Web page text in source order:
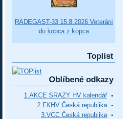
RADEGAST-33 15.8.2026 Veteráni
do kopca z kopca
Toplist
Oblíbené odkazy
1.AKCE SRAZY HV kalendář
2.FKHV Česká republika
3.VCC Česká republika